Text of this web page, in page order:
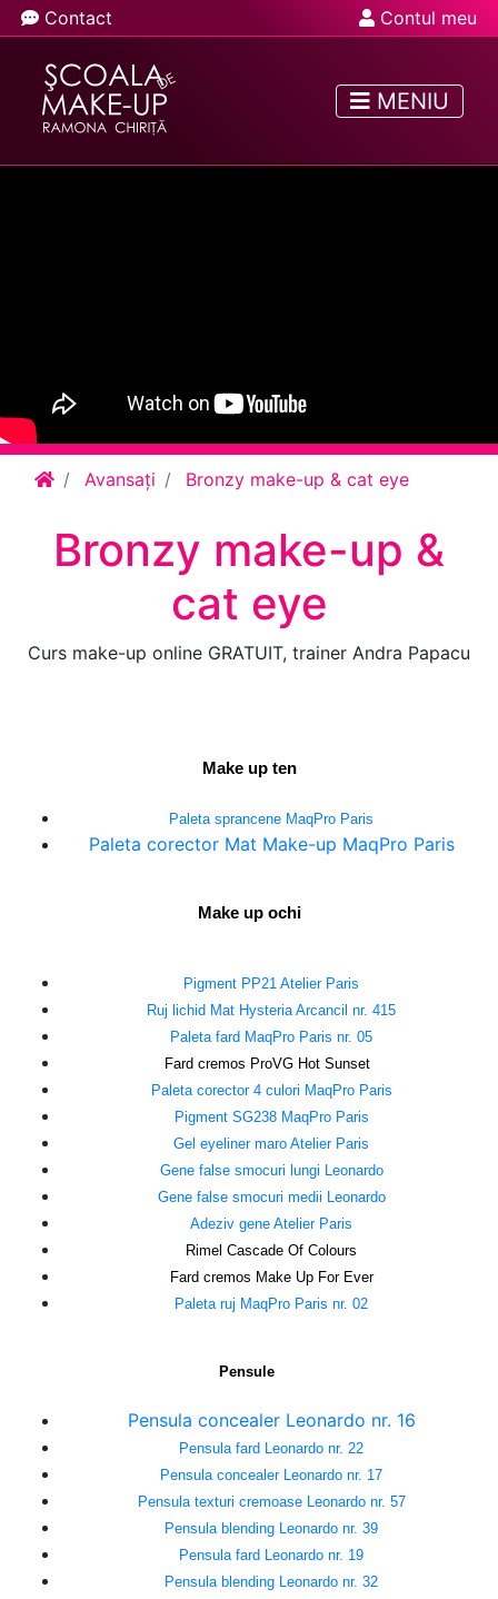
Contact Contul meu
MENIU
Avansați Bronzy make-up & cat eye
Bronzy make-up &
cat eye
Curs make-up online GRATUIT, trainer Andra Papacu
Make up ten
Paleta sprancene MaqPro Paris
Paleta corector Mat Make-up MaqPro Paris
Make up ochi
Pigment PP21 Atelier Paris
Ruj lichid Mat Hysteria Arcancil nr. 415
Paleta fard MaqPro Paris nr. 05
Fard cremos ProVG Hot Sunset
Paleta corector 4 culori MaqPro Paris
Pigment SG238 MaqPro Paris
Gel eyeliner maro Atelier Paris
Gene false smocuri lungi Leonardo
Gene false smocuri medii Leonardo
Adeziv gene Atelier Paris
Rimel Cascade Of Colours
Fard cremos Make Up For Ever
Paleta ruj MaqPro Paris nr. 02
Pensule
Pensula concealer Leonardo nr. 16
Pensula fard Leonardo nr. 22
Pensula concealer Leonardo nr. 17
Pensula texturi cremoase Leonardo nr. 57
Pensula blending Leonardo nr. 39
Pensula fard Leonardo nr. 19
Pensula blending Leonardo nr. 32